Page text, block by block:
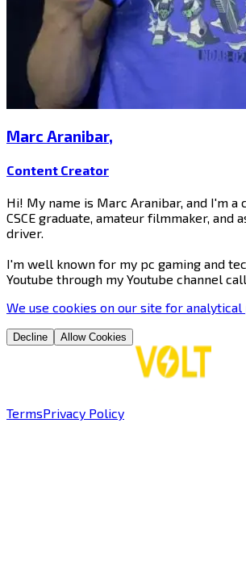
Marc Aranibar​​​​‌ ‍ ​‍​‍‌‍ ‌ ​‍‌‍‍‌‌‍‌ ‌‍‍‌‌‍ ‍​‍​‍​ ‍‍​‍​‍‌ ​ ‌‍​‌‌‍ ‍‌‍‍‌‌ ‌​‌ ‍‌​‍ ‍‌‍‍‌‌‍ ​‍​‍​‍ ​​‍​‍‌‍‍​‌ ​‍‌‍‌‌‌‍‌‍​‍​‍​ ‍‍​‍​‍​‍ ‌‍​‌‌‍‌​‌‍ ‌‌‍‍‌‌‍ ‍​‍ ‌‍‍‌‌‍ ‍‌ ‌​‌‍‌‌‌‍ ‍‌ ‌​​‍ ‌‍‌‌‌‍‌​‌‍‍‌‌ ‌​​‍ ‌‍ ‌‌‍ ‌‍‌​‌‍‌‌​ ‌‌ ​​‌ ​‍‌‍‌‌‌ ​ ‌‍‌‌‌‍ ‍‌ ‌​‌‍​‌‌ ‌​‌‍‍‌‌‍ ‌‍ ‍​ ‍ ‌‍‍‌‌‍‌​​ ‌‌‍‌​​ ‌ ​ ‍​​ ‌​‌‍​‌​ ​ ‌‍‌‍​ ​‍​‍ ‌‌‍​‌​ ‌‌‌‍​ ​ ​​​‍ ‌​ ‌​​ ​‌‌‍​‍​ ​‌​‍ ‌​ ‍‌​ ​​​ ‌‍‌‍​‍​‍ ‌‌‍​ ‌‍‌​‌‍​‍​ ‌‍‌‍​‍​ ‌ ​ ‌‌‌‍‌‍​ ‌ ‌‍​‌​ ​ ​ ‌ ​ ‍ ‌ ‌​‌ ‍‌‌ ​​‌‍‌‌​ ‌‌‍​‌‌ ‌‌‌ ‌​‌‍‍​‌‍ ‌ ​‍​ ‍ ‌ ​​‌‍​‌‌ ‌​‌‍‍​​ ‌‌‍ ‍‌‍​‌‌‍ ‌‌‍‌‌​ ‌‍​‍‌‍​‌‌ ​ ‌‍‌‌‌‌‌‌‌ ​‍‌‍ ​​ ‌​‍‌‌​ ​‍‌​‌‍‌‍​‌‌‍‌​‌‍ ‌‌‍‍‌‌‍ ‍​‍‌‍‌‍‍‌‌‍‌​​ ‌‌‍‌​​ ‌ ​ ‍​​ ‌​‌‍​‌​ ​ ‌‍‌‍​ ​‍​‍ ‌‌‍​‌​ ‌‌‌‍​ ​ ​​​‍ ‌​ ‌​​ ​‌‌‍​‍​ ​‌​‍ ‌​ ‍‌​ ​​​ ‌‍‌‍​‍​‍ ‌‌‍​ ‌‍‌​‌‍​‍​ ‌‍‌‍​‍​ ‌ ​ ‌‌‌‍‌‍​ ‌ ‌‍​‌​ ​ ​ ‌ ​‍‌‍‌ ‌​‌ ‍‌‌ ​​‌‍‌‌​ ‌‌‍​‌‌ ‌‌‌ ‌​‌‍‍​‌‍ ‌ ​‍​‍‌‍‌ ​​‌‍​‌‌ ‌​‌‍‍​​ ‌‌‍ ‍‌‍​‌‌‍ ‌‌‍‌‌​‍‌‍‌ ​​‌‍‌‌‌ ​‍‌ ​ ‌ ​​‌‍‌‌‌‍​ ‌ ‌​‌‍‍‌‌ ‌‍‌‍‌‌​ ‌‌ ​​‌ ‌‌‌‍​‍‌‍ ​‌‍‍‌‌ ​ ‌‍‍​‌‍‌‌‌‍‌​​‍​‍‌ ‌,
Content Creator​​​​‌ ‍ ​‍​‍‌‍ ‌ ​‍‌‍‍‌‌‍‌ ‌‍‍‌‌‍ ‍​‍​‍​ ‍‍​‍​‍‌ ​ ‌‍​‌‌‍ ‍‌‍‍‌‌ ‌​‌ ‍‌​‍ ‍‌‍‍‌‌‍ ​‍​‍​‍ ​​‍​‍‌‍‍​‌ ​‍‌‍‌‌‌‍‌‍​‍​‍​ ‍‍​‍​‍​‍ ‌‍​‌‌‍‌​‌‍ ‌‌‍‍‌‌‍ ‍​‍ ‌‍‍‌‌‍ ‍‌ ‌​‌‍‌‌‌‍ ‍‌ ‌​​‍ ‌‍‌‌‌‍‌​‌‍‍‌‌ ‌​​‍ ‌‍ ‌‌‍ ‌‍‌​‌‍‌‌​ ‌‌ ​​‌ ​‍‌‍‌‌‌ ​ ‌‍‌‌‌‍ ‍‌ ‌​‌‍​‌‌ ‌​‌‍‍‌‌‍ ‌‍ ‍​ ‍ ‌‍‍‌‌‍‌​​ ‌‌‍‌​​ ‌ ​ ‍​​ ‌​‌‍​‌​ ​ ‌‍‌‍​ ​‍​‍ ‌‌‍​‌​ ‌‌‌‍​ ​ ​​​‍ ‌​ ‌​​ ​‌‌‍​‍​ ​‌​‍ ‌​ ‍‌​ ​​​ ‌‍‌‍​‍​‍ ‌‌‍​ ‌‍‌​‌‍​‍​ ‌‍‌‍​‍​ ‌ ​ ‌‌‌‍‌‍​ ‌ ‌‍​‌​ ​ ​ ‌ ​ ‍ ‌ ‌​‌ ‍‌‌ ​​‌‍‌‌​ ‌‌‍​‌‌ ‌‌‌ ‌​‌‍‍​‌‍ ‌ ​‍​ ‍ ‌ ​​‌‍​‌‌ ‌​‌‍‍​​ ‌‌ ‌​‌‍‍‌‌ ‌​‌‍ ​‌‍‌‌​ ‌‍​‍‌‍​‌‌ ​ ‌‍‌‌‌‌‌‌‌ ​‍‌‍ ​​ ‌​‍‌‌​ ​‍‌​‌‍‌‍​‌‌‍‌​‌‍ ‌‌‍‍‌‌‍ ‍​‍‌‍‌‍‍‌‌‍‌​​ ‌‌‍‌​​ ‌ ​ ‍​​ ‌​‌‍​‌​ ​ ‌‍‌‍​ ​‍​‍ ‌‌‍​‌​ ‌‌‌‍​ ​ ​​​‍ ‌​ ‌​​ ​‌‌‍​‍​ ​‌​‍ ‌​ ‍‌​ ​​​ ‌‍‌‍​‍​‍ ‌‌‍​ ‌‍‌​‌‍​‍​ ‌‍‌‍​‍​ ‌ ​ ‌‌‌‍‌‍​ ‌ ‌‍​‌​ ​ ​ ‌ ​‍‌‍‌ ‌​‌ ‍‌‌ ​​‌‍‌‌​ ‌‌‍​‌‌ ‌‌‌ ‌​‌‍‍​‌‍ ‌ ​‍​‍‌‍‌ ​​‌‍​‌‌ ‌​‌‍‍​​ ‌‌ ‌​‌‍‍‌‌ ‌​‌‍ ​‌‍‌‌​‍‌‍‌ ​​‌‍‌‌‌ ​‍‌ ​ ‌ ​​‌‍‌‌‌‍​ ‌ ‌​‌‍‍‌‌ ‌‍‌‍‌‌​ ‌‌ ​​‌ ‌‌‌‍​‍‌‍ ​‌‍‍‌‌ ​ ‌‍‍​‌‍‌‌‌‍‌​​‍​‍‌ ‌
Hi! My name is Marc Aranibar, and I'm a
CSCE graduate, amateur filmmaker, and
driver.
I'm well known for my pc gaming and
Youtube through my Youtube channel called ScatterVolt.
We use cookies on our site for analytical
Decline Allow Cookies
TermsPrivacy Policy